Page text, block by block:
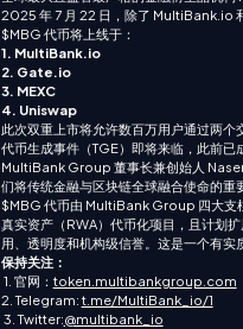
2025 年 7 月 22 日，除了 MultiBank.io
$MBG 代币将上线于：
1. MultiBank.io
2. Gate.io
3. MEXC
4. Uniswap
此次双重上市将允许数百万用户通过两个
代币生成事件（TGE）即将来临，此前
MultiBank Group 董事长兼创始人
们将传统金融与区块链全球融合使命的重
$MBG 代币由 MultiBank Group 四大支
真实资产（RWA）代币化项目，且计划
用、透明度和机构级信誉。这是一个有实
保持关注：
1. 官网： token.multibankgroup.com
2. Telegram: t.me/MultiBank_io/1
3. Twitter:@multibank_io